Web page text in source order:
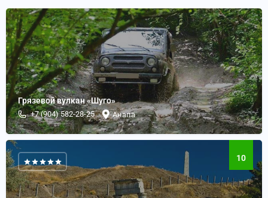
Грязевой вулкан «Шуго»
+7 (904) 582-28-25 Анапа
10